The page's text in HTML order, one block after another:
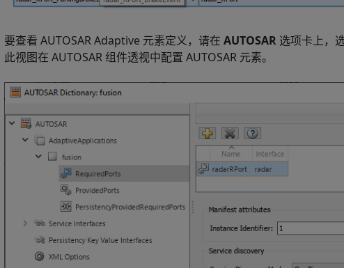
要查看 AUTOSAR Adaptive 元素定义，请在 AUTOSAR 选项卡上，
此视图在 AUTOSAR 组件透视中配置 AUTOSAR 元素。